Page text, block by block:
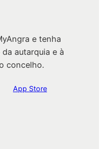
e tenha
autarquia e à
concelho.
App Store